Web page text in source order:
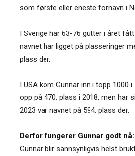
som første eller eneste fornavn i
I Sverige har 63-76 gutter i året fått
navnet har ligget på plasseringer
plass der.
I USA kom Gunnar inn i topp 1000 i
opp på 470. plass i 2018, men har
2023 var navnet på 594. plass der.
Derfor fungerer Gunnar godt nå:
Gunnar blir sannsynligvis helst